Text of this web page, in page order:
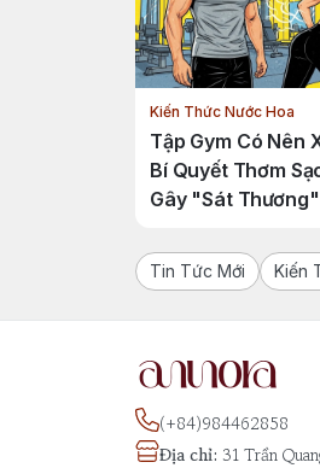
Kiến Thức Nước Hoa
Tập Gym Có Nên
Bí Quyết Thơm
Gây "Sát
Tin Tức Mới Kiến
(+84)984462858
Địa chỉ: 31 Trần